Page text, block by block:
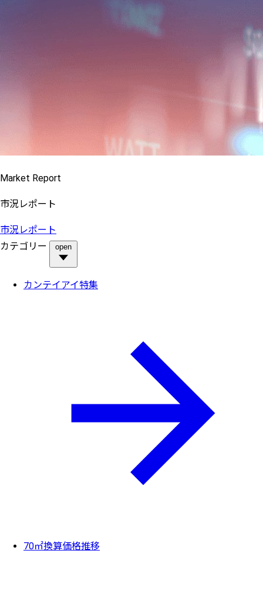
Market Report
市況レポート
市況レポート
カテゴリー
open
カンテイアイ特集
70㎡換算価格推移